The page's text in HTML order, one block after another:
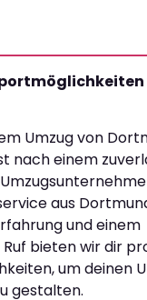
Umzug von
nach einem
aus
und einem
bieten wir dir
um deinen
gestalten.